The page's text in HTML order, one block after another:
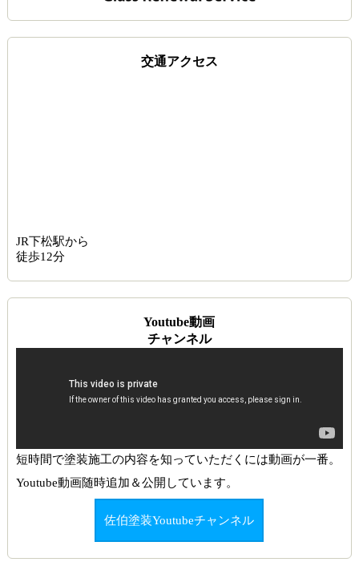
交通アクセス
JR下松駅から
徒歩12分
Youtube動画
チャンネル
短時間で塗装施工の内容を知っていただくには動画が一番。
Youtube動画随時追加＆公開しています。
佐伯塗装Youtubeチャンネル